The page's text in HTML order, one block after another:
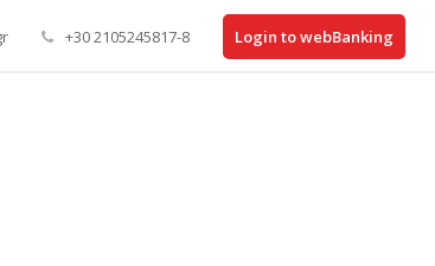
+30 2105245817-8 Login to webBanking